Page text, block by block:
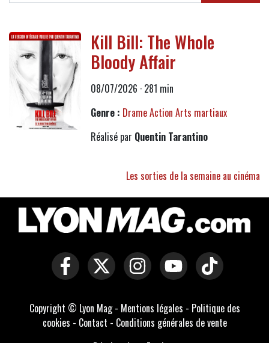
Kill Bill: The Whole
Bloody Affair
08/07/2026 · 281 min
Genre : DrameAction Arts martiaux
Réalisé par Quentin Tarantino
Les sorties de la semaine au cinéma
Copyright © Lyon Mag - Mentions légales - Politique des
cookies - Contact - Conditions générales de vente